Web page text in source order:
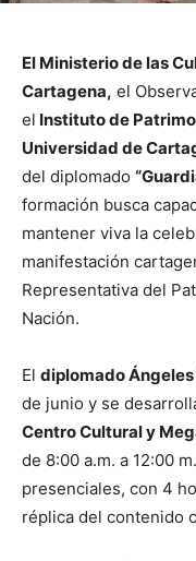
El Ministerio de las
Cartagena, el
el Instituto de
Universidad de
del diplomado
formación busca
mantener viva la
manifestación
Representativa del
Nación.
El diplomado
de junio y se
Centro Cultural y
de 8:00 a.m. a 12:00
presenciales, con 4
réplica del contenido